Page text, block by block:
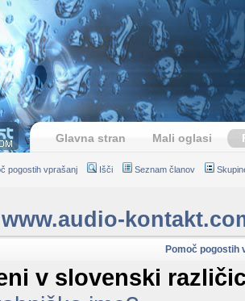
Glavna stran Mali oglasi
pogostih vprašanj Išči Seznam članov
Pomoč pogostih
v slovenski